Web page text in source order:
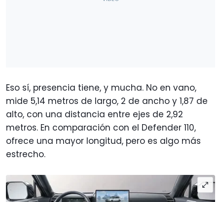
Eso sí, presencia tiene, y mucha. No en vano,
mide 5,14 metros de largo, 2 de ancho y 1,87 de
alto, con una distancia entre ejes de 2,92
metros. En comparación con el Defender 110,
ofrece una mayor longitud, pero es algo más
estrecho.